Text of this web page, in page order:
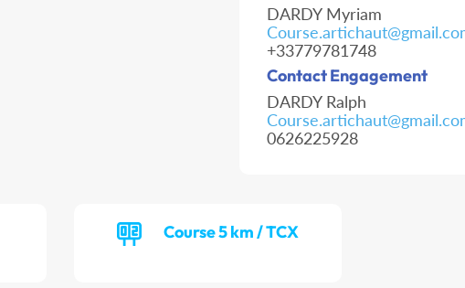
DARDY Myriam
+33779781748
Contact Engagement
DARDY Ralph
0626225928
Course 5 km / TCX